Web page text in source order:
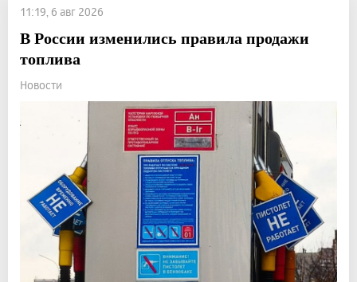
11:19, 6 авг 2026
В России изменились правила продажи
топлива
Новости